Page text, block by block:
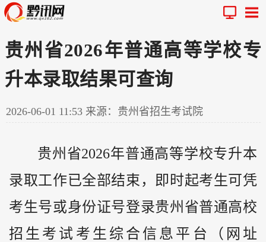
贵州省2026年普通高等学校专
升本录取结果可查询
2026-06-01 11:53 来源：贵州省招生考试院
贵州 省2026年普通高等学校专升本
录取工作已全部结束，即时起考生可凭
考生号或身份证号登录贵州省普通高校
招生考试考生综合信息平台（网址